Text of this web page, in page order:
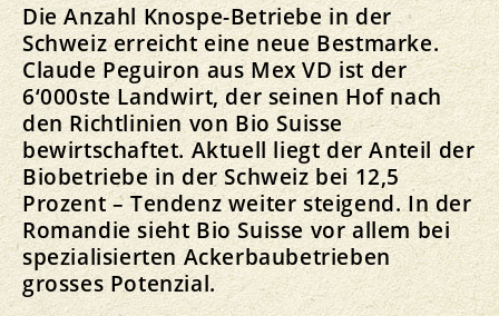
Die Anzahl Knospe-Betriebe in der
Schweiz erreicht eine neue Bestmarke.
Claude Peguiron aus Mex VD ist der
6‘000ste Landwirt, der seinen Hof nach
den Richtlinien von Bio Suisse
bewirtschaftet. Aktuell liegt der Anteil der
Biobetriebe in der Schweiz bei 12,5
Prozent – Tendenz weiter steigend. In der
Romandie sieht Bio Suisse vor allem bei
spezialisierten Ackerbaubetrieben
grosses Potenzial.